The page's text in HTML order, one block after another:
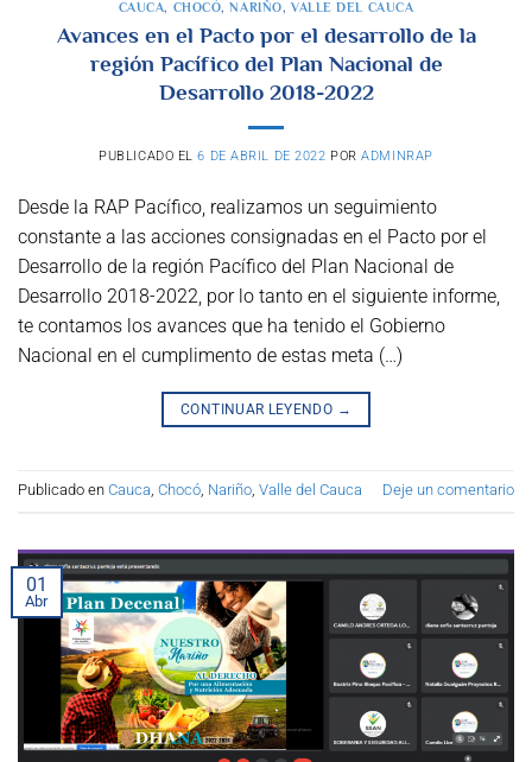
CAUCA, CHOCÓ,NARIÑO, VALLE DEL CAUCA
Avances en el Pacto por el desarrollo de la
región Pacífico del Plan Nacional de
Desarrollo 2018-2022
PUBLICADO EL6 DE ABRIL DE 2022 PORADMINRAP
Desde la RAP Pacífico, realizamos un seguimiento
constante a las acciones consignadas en el Pacto por el
Desarrollo de la región Pacífico del Plan Nacional de
Desarrollo 2018-2022, por lo tanto en el siguiente informe,
te contamos los avances que ha tenido el Gobierno
Nacional en el cumplimento de estas meta (…)
CONTINUAR LEYENDO →
Publicado en Cauca, Chocó, Nariño, Valle del Cauca Deje un comentario
01
Abr